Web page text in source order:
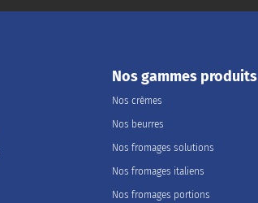
Nos gammes produits
Nos crèmes
Nos beurres
Nos fromages solutions
Nos fromages italiens
Nos fromages portions